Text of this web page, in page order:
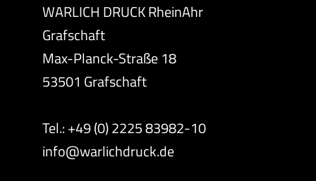
WARLICH DRUCK RheinAhr
Grafschaft
Max-Planck-Straße 18
53501 Grafschaft
Tel.: +49 (0) 2225 83982-10
info@warlichdruck.de